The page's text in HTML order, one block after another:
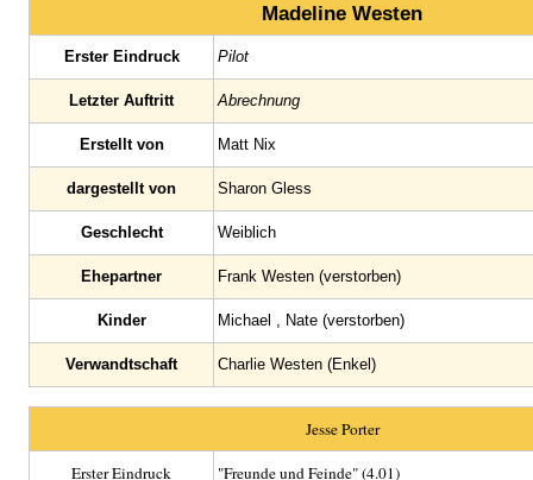
Madeline Westen
Erster Eindruck Pilot
Letzter Auftritt Abrechnung
Erstellt von Matt Nix
dargestellt von Sharon Gless
Geschlecht Weiblich
Ehepartner Frank Westen (verstorben)
Kinder Michael , Nate (verstorben)
Verwandtschaft Charlie Westen (Enkel)
Jesse Porter
Erster Eindruck "Freunde und Feinde" (4.01)